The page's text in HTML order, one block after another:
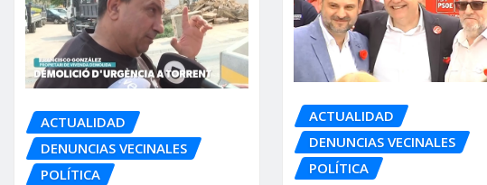
ACTUALIDAD
DENUNCIAS VECINALES
POLÍTICA
ACTUALIDAD
DENUNCIAS VECINALES
POLÍTICA